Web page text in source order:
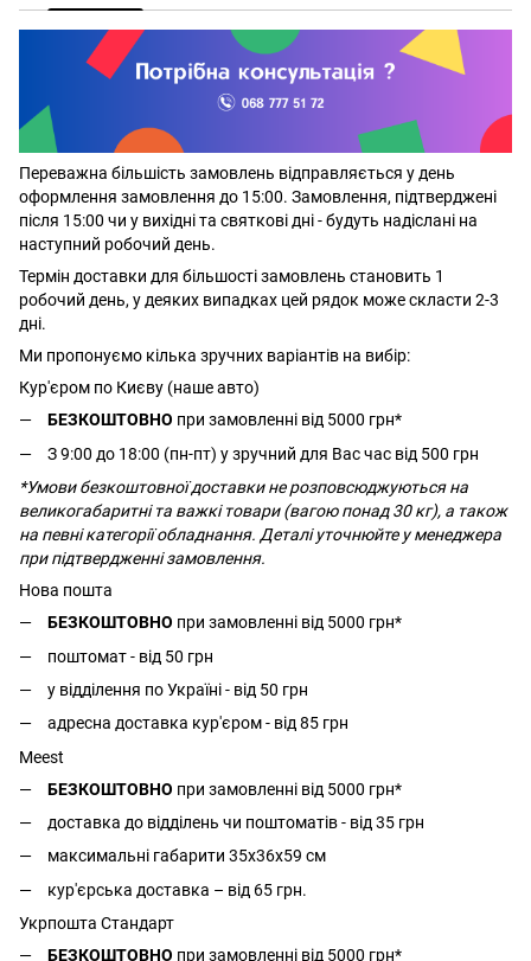
Переважна більшість замовлень відправляється у день
оформлення замовлення до 15:00. Замовлення, підтверджені
після 15:00 чи у вихідні та святкові дні - будуть надіслані на
наступний робочий день.
Термін доставки для більшості замовлень становить 1
робочий день, у деяких випадках цей рядок може скласти 2-3
дні.
Ми пропонуємо кілька зручних варіантів на вибір:
Кур'єром по Києву (наше авто)
БЕЗКОШТОВНО при замовленні від 5000 грн*
З 9:00 до 18:00 (пн-пт) у зручний для Вас час від 500 грн
*Умови безкоштовної доставки не розповсюджуються на
великогабаритні та важкі товари (вагою понад 30 кг), а також
на певні категорії обладнання. Деталі уточнюйте у менеджера
при підтвердженні замовлення.
Нова пошта
БЕЗКОШТОВНО при замовленні від 5000 грн*
поштомат - від 50 грн
у відділення по Україні - від 50 грн
адресна доставка кур'єром - від 85 грн
Meest
БЕЗКОШТОВНО при замовленні від 5000 грн*
доставка до відділень чи поштоматів - від 35 грн
максимальні габарити 35x36x59 см
кур'єрська доставка – від 65 грн.
Укрпошта Стандарт
БЕЗКОШТОВНО при замовленні від 5000 грн*